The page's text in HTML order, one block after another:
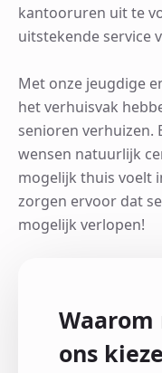
kantooruren uit te
uitstekende service
Met onze jeugdige
het verhuisvak
senioren verhuizen.
wensen natuurlijk
mogelijk thuis voelt
zorgen ervoor dat
mogelijk verlopen!
Waarom
ons